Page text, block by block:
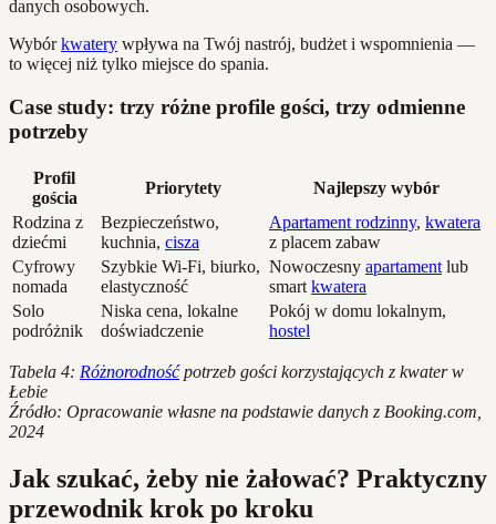
danych osobowych.
Wybórkwatery wpływa na Twój nastrój, budżet i wspomnienia —
to więcej niż tylko miejsce do spania.
Case study: trzy różne profile gości, trzy odmienne
potrzeby
Profil
gościa
Priorytety
Najlepszy wybór
Rodzina z
dziećmi
Bezpieczeństwo,
kuchnia, cisza
Apartament rodzinny, kwatera
z placem zabaw
Cyfrowy
nomada
Szybkie Wi-Fi, biurko,
elastyczność
Nowoczesny apartament lub
smart kwatera
Solo
podróżnik
Niska cena, lokalne
doświadczenie
Pokój w domu lokalnym,
hostel
Tabela 4: Różnorodnośćpotrzeb gości korzystających z kwater w
Łebie
Źródło: Opracowanie własne na podstawie danych z Booking.com,
2024
Jak szukać, żeby nie żałować? Praktyczny
przewodnik krok po kroku